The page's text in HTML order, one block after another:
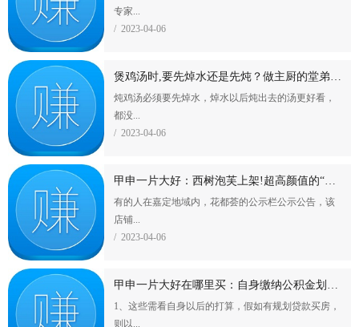
专家...
/ 2023-04-06
煲鸡汤时,要先焯水还是先炖？做主厨的堂弟说都是错的,教大家恰当
炖鸡汤必须要先焯水，焯水以后炖出去的汤更好看，
都没...
/ 2023-04-06
甲申一片大好：西树泡芙上架!超高颜值的“张口泡芙”
有的人在嘉定地域内，花都荟的公示栏公示公告，该
店铺...
/ 2023-04-06
甲申一片大好在哪里买：自身缴纳公积金划算吗？你明白了吗？
1、这些需看自身以后的打算，假如有规划贷款买房，
则以...